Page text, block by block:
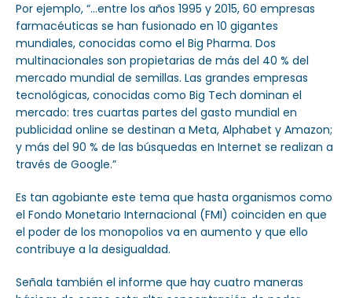
Por ejemplo, “…entre los años 1995 y 2015, 60 empresas
farmacéuticas se han fusionado en 10 gigantes
mundiales, conocidas como el Big Pharma. Dos
multinacionales son propietarias de más del 40 % del
mercado mundial de semillas. Las grandes empresas
tecnológicas, conocidas como Big Tech dominan el
mercado: tres cuartas partes del gasto mundial en
publicidad online se destinan a Meta, Alphabet y Amazon;
y más del 90 % de las búsquedas en Internet se realizan a
través de Google.”
Es tan agobiante este tema que hasta organismos como
el Fondo Monetario Internacional (FMI) coinciden en que
el poder de los monopolios va en aumento y que ello
contribuye a la desigualdad.
Señala también el informe que hay cuatro maneras